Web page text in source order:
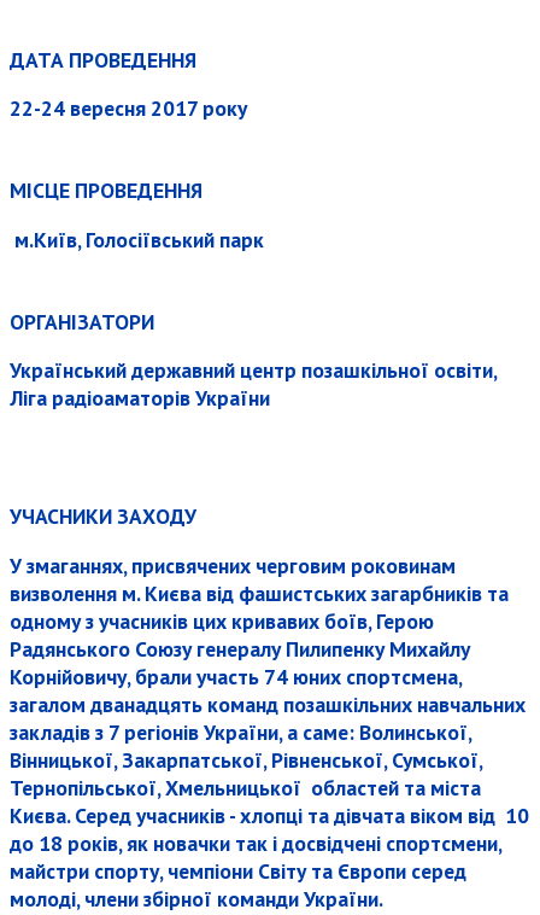
ДАТА ПРОВЕДЕННЯ
22-24 вересня 2017 року
МІСЦЕ ПРОВЕДЕННЯ
м.Київ, Голосіївський парк
ОРГАНІЗАТОРИ
Український державний центр позашкільної освіти,
Ліга радіоаматорів України
УЧАСНИКИ ЗАХОДУ
У змаганнях, присвячених черговим роковинам
визволення м. Києва від фашистських загарбників та
одному з учасників цих кривавих боїв, Герою
Радянського Союзу генералу Пилипенку Михайлу
Корнійовичу, брали участь 74 юних спортсмена,
загалом дванадцять команд позашкільних навчальних
закладів з 7 регіонів України, а саме: Волинської,
Вінницької, Закарпатської, Рівненської, Сумської,
Тернопільської, Хмельницької областей та міста
Києва. Серед учасників - хлопці та дівчата віком від 10
до 18 років, як новачки так і досвідчені спортсмени,
майстри спорту, чемпіони Світу та Європи серед
молоді, члени збірної команди України.